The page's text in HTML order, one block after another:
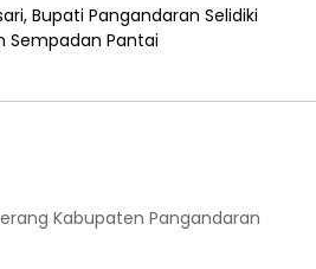
Bupati Pangandaran Selidiki
Sempadan Pantai
Kabupaten Pangandaran